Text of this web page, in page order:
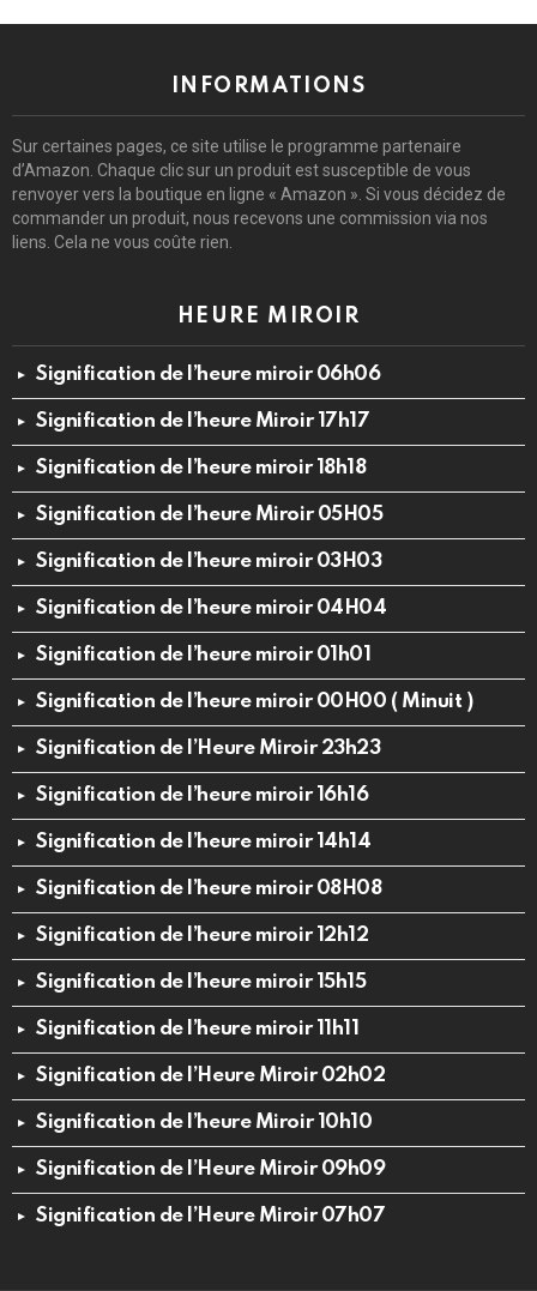
INFORMATIONS
Sur certaines pages, ce site utilise le programme partenaire
d’Amazon. Chaque clic sur un produit est susceptible de vous
renvoyer vers la boutique en ligne « Amazon ». Si vous décidez de
commander un produit, nous recevons une commission via nos
liens. Cela ne vous coûte rien.
HEURE MIROIR
Signification de l’heure miroir 06h06
Signification de l’heure Miroir 17h17
Signification de l’heure miroir 18h18
Signification de l’heure Miroir 05H05
Signification de l’heure miroir 03H03
Signification de l’heure miroir 04H04
Signification de l’heure miroir 01h01
Signification de l’heure miroir 00H00 ( Minuit )
Signification de l’Heure Miroir 23h23
Signification de l’heure miroir 16h16
Signification de l’heure miroir 14h14
Signification de l’heure miroir 08H08
Signification de l’heure miroir 12h12
Signification de l’heure miroir 15h15
Signification de l’heure miroir 11h11
Signification de l’Heure Miroir 02h02
Signification de l’heure Miroir 10h10
Signification de l’Heure Miroir 09h09
Signification de l’Heure Miroir 07h07